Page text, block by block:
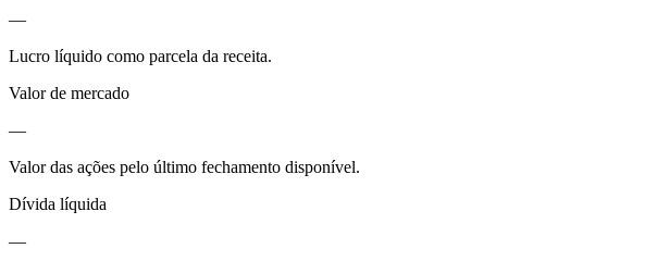
—
Lucro líquido como parcela da receita.
Valor de mercado
—
Valor das ações pelo último fechamento disponível.
Dívida líquida
—